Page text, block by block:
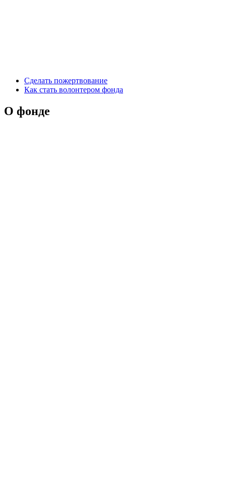
Сделать пожертвование
Как стать волонтером фонда
О фонде